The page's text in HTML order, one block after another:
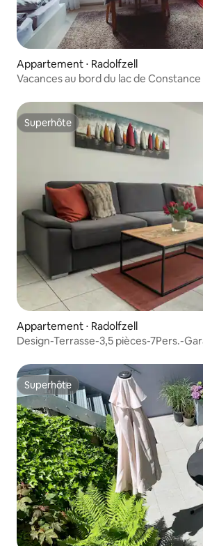
Appartement ⋅ Radolfzell
Vacances au bord du lac de Constance
Superhôte
Superhôte
Appartement ⋅ Radolfzell
Design-Terrasse-3,5 pièces-7Pers.-
Superhôte
Superhôte